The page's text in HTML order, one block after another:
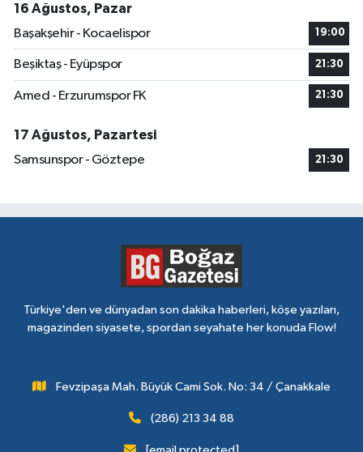
16 Ağustos, Pazar
Başakşehir - Kocaelispor
19:00
Beşiktaş - Eyüpspor 21:30
Amed - Erzurumspor FK 21:30
17 Ağustos, Pazartesi
Samsunspor - Göztepe
21:30
Türkiye'den ve dünyadan son dakika haberleri, köşe yazıları,
magazinden siyasete, spordan seyahate her konuda Flow!
Fevzipaşa Mah. Büyük Cami Sok. No: 34 / Çanakkale
(286) 213 34 88